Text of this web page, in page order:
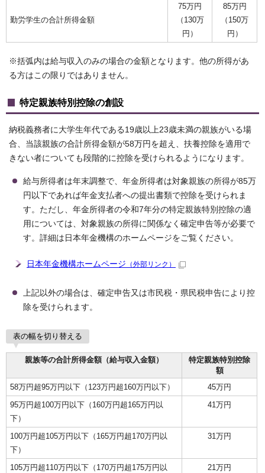
勤労学生の合計所得金額
75万円
（130万
円）
85万円
（150万
円）
※括弧内は給与収入のみの場合の金額となります。他の所得があ
る方はこの限りではありません。
特定親族特別控除の創設
納税義務者に大学生年代である19歳以上23歳未満の親族がいる場
合、当該親族の合計所得金額が58万円を超え、扶養控除を適用で
きない者についても段階的に控除を受けられるようになります。
給与所得者は年末調整で、年金所得者は対象親族の所得が85万
円以下であれば年金支払者への提出書類で控除を受けられま
す。ただし、年金所得者の令和7年分の特定親族特別控除の適
用については、対象親族の所得に関係なく確定申告等が必要で
す。詳細は日本年金機構のホームページをご覧ください。
日本年金機構ホームページ （外部リンク）
上記以外の場合は、確定申告又は市民税・県民税申告により控
除を受けられます。
表の幅を切り替える
親族等の合計所得金額（給与収入金額）
特定親族特別控除
額
58万円超95万円以下（123万円超160万円以下）
45万円
95万円超100万円以下（160万円超165万円以
下）
41万円
100万円超105万円以下（165万円超170万円以
下）
31万円
105万円超110万円以下（170万円超175万円以 21万円